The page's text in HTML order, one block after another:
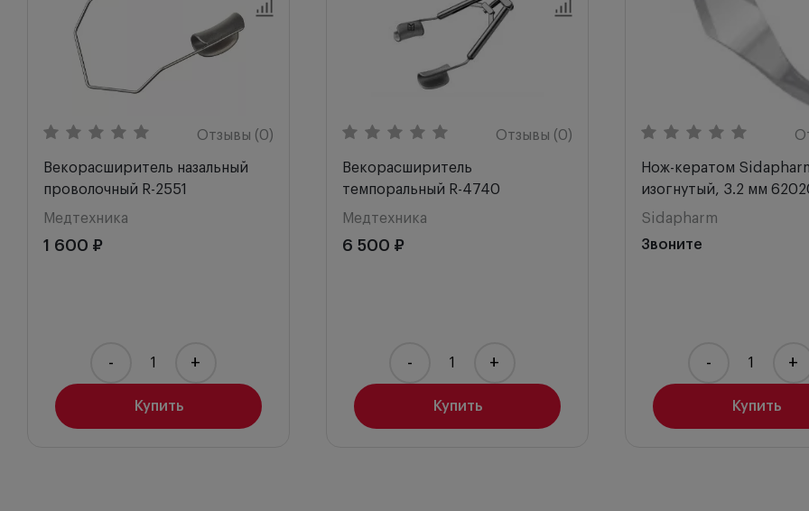
Отзывы (0)
Векорасширитель назальный
проволочный R-2551
Медтехника
1 600 ₽
Купить
- +
Отзывы (0)
Векорасширитель
темпоральный R-4740
Медтехника
6 500 ₽
Купить
- +
Нож-кератом
изогнутый, 3.2 мм
Sidapharm
Звоните
Купить
- +